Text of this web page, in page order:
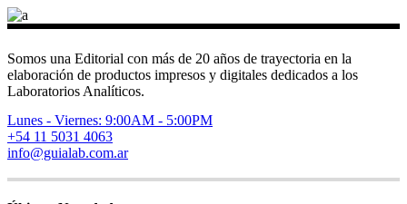
Somos una Editorial con más de 20 años de trayectoria en la
elaboración de productos impresos y digitales dedicados a los
Laboratorios Analíticos.
Lunes - Viernes: 9:00AM - 5:00PM
+54 11 5031 4063
info@guialab.com.ar